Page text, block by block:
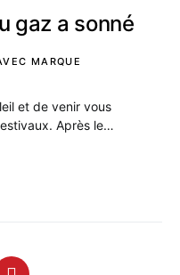
gaz a sonné
MARQUE
et de venir vous
Après le…